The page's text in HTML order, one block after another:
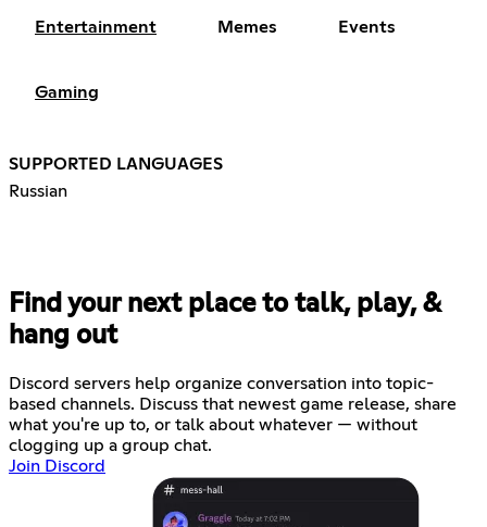
Entertainment Memes Events
Gaming
SUPPORTED LANGUAGES
Russian
Find your next place to talk, play, &
hang out
Discord servers help organize conversation into topic-
based channels. Discuss that newest game release, share
what you're up to, or talk about whatever — without
clogging up a group chat.
Join Discord